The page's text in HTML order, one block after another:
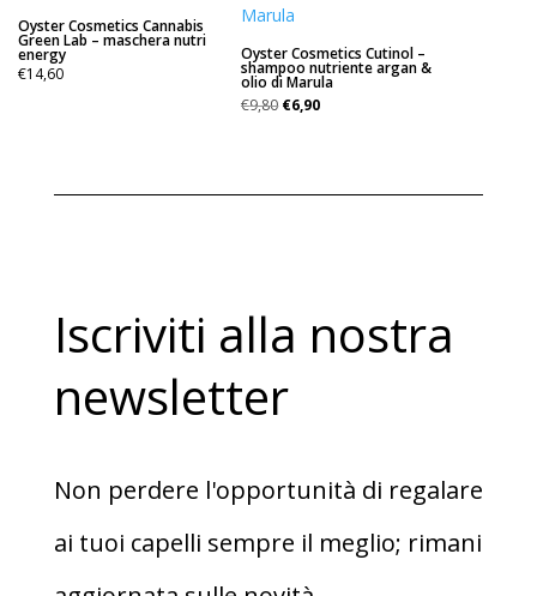
Oyster Cosmetics Cannabis
Green Lab – maschera nutri
energy
€14,60
Oyster Cosmetics Cutinol –
shampoo nutriente argan &
olio di Marula
€9,80 Il
€9,80.
€6,90Il
€6,90.
Iscriviti alla nostra
newsletter
Non perdere l'opportunità di regalare
ai tuoi capelli sempre il meglio; rimani